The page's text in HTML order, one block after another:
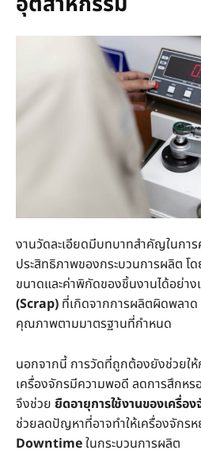
งานวัดละเอียดมีบทบาทสำคัญในกา
ประสิทธิภาพของกระบวนการผลิต โ
ขนาดและค่าพิกัดของชิ้นงานได้อย่า
(Scrap) ที่เกิดจากการผลิตผิดพลา
คุณภาพตามมาตรฐานที่กำหนด
นอกจากนี้ การวัดที่ถูกต้องยังช่วยใ
เครื่องจักรมีความพอดี ลดการสึกหร
จึงช่วย ยืดอายุการใช้งานของเครื่อง
ช่วยลดปัญหาที่อาจทำให้เครื่องจักร
Downtimeในกระบวนการผลิต